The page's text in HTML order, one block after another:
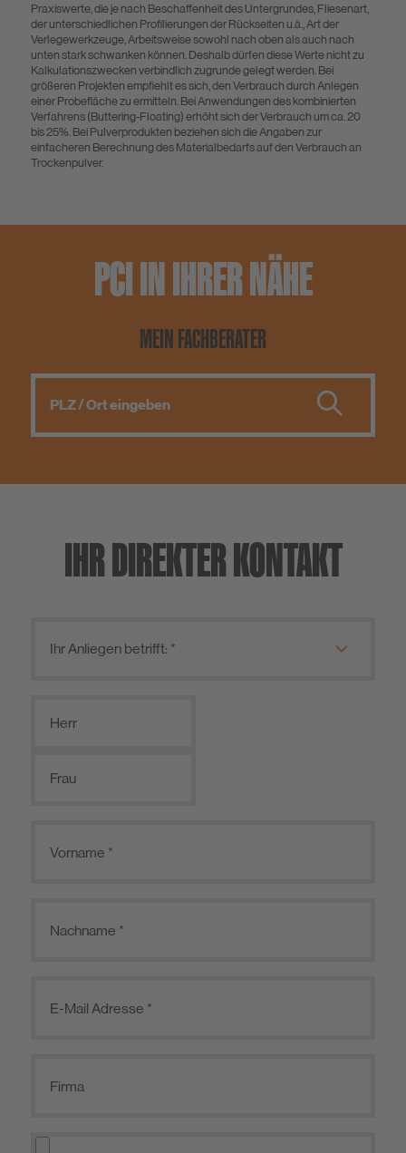
Praxiswerte, die je nach Beschaffenheit des Untergrundes, Fliesenart,
der unterschiedlichen Profilierungen der Rückseiten u.ä., Art der
Verlegewerkzeuge, Arbeitsweise sowohl nach oben als auch nach
unten stark schwanken können. Deshalb dürfen diese Werte nicht zu
Kalkulationszwecken verbindlich zugrunde gelegt werden. Bei
größeren Projekten empfiehlt es sich, den Verbrauch durch Anlegen
einer Probefläche zu ermitteln. Bei Anwendungen des kombinierten
Verfahrens (Buttering-Floating) erhöht sich der Verbrauch um ca. 20
bis 25%. Bei Pulverprodukten beziehen sich die Angaben zur
einfacheren Berechnung des Materialbedarfs auf den Verbrauch an
Trockenpulver.
PCI IN IHRER NÄHE
MEIN FACHBERATER
IHR DIREKTER KONTAKT
Herr
Frau